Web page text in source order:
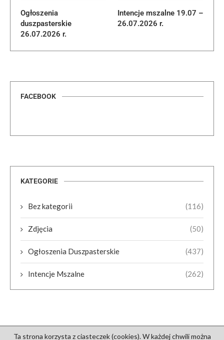
Ogłoszenia
duszpasterskie
26.07.2026 r.
Intencje mszalne 19.07 –
26.07.2026 r.
FACEBOOK
KATEGORIE
Bez kategorii (116)
Zdjęcia (50)
Ogłoszenia Duszpasterskie (437)
Intencje Mszalne (262)
Ta strona korzysta z ciasteczek (cookies). W każdej chwili można